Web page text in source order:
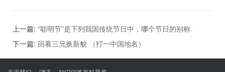
上一篇: “聪明节”是下列我国传统节日中，哪个节日的别称
下一篇: 回看三兄换新貌 （打一中国地名）